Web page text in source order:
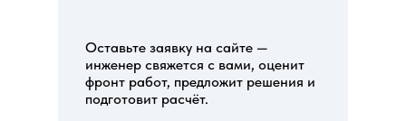
Оставьте заявку на сайте —
инженер свяжется с вами, оценит
фронт работ, предложит решения и
подготовит расчёт.